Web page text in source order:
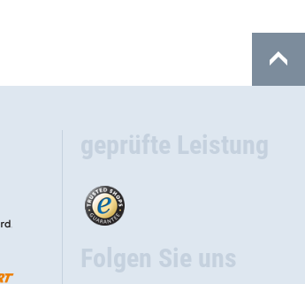
geprüfte Leistung
Folgen Sie uns